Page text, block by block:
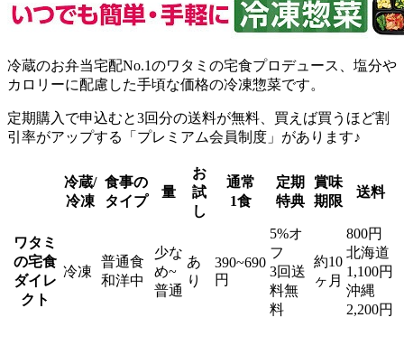
冷蔵のお弁当宅配No.1のワタミの宅食プロデュース、塩分や
カロリーに配慮した手頃な価格の冷凍惣菜です。
定期購入で申込むと3回分の送料が無料、買えば買うほど割
引率がアップする「プレミアム会員制度」があります♪
冷蔵/
冷凍
食事の
タイプ
量
お
試
し
通常
1食
定期
特典
賞味
期限
送料
ワタミ
の宅食
ダイレ
クト
冷凍
普通食
和洋中
少な
め~
普通
あ
り
390~690
円
5%オ
フ
3回送
料無
料
約10
ヶ月
800円
北海道
1,100円
沖縄
2,200円